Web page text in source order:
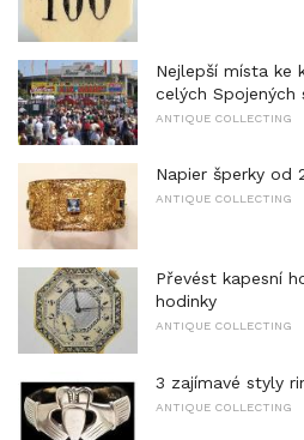
Nejlepší místa ke
celých Spojených
ANTIQUE COLLECTING
Napier šperky
ANTIQUE COLLECTING
Převést kapesní
hodinky
ANTIQUE COLLECTING
3 zajímavé styly
ANTIQUE COLLECTING